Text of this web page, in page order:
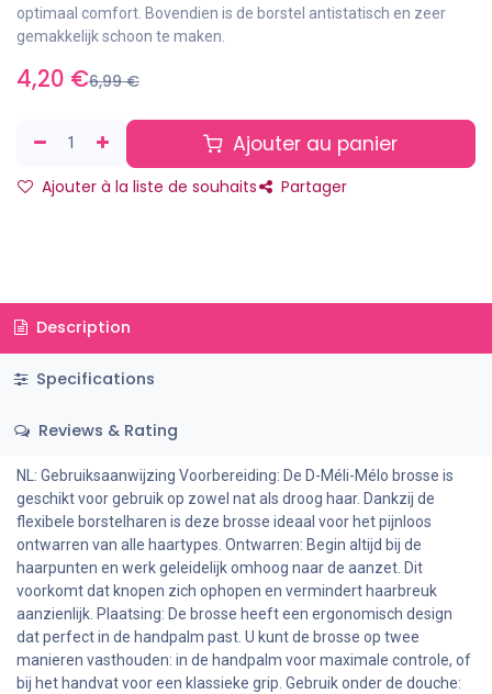
optimaal comfort. Bovendien is de borstel antistatisch en zeer
gemakkelijk schoon te maken.
4,20 €6,99€
Ajouter au panier
Ajouter à la liste de souhaits Partager
Description
Specifications
Reviews & Rating
NL: Gebruiksaanwijzing Voorbereiding: De D-Méli-Mélo brosse is
geschikt voor gebruik op zowel nat als droog haar. Dankzij de
flexibele borstelharen is deze brosse ideaal voor het pijnloos
ontwarren van alle haartypes. Ontwarren: Begin altijd bij de
haarpunten en werk geleidelijk omhoog naar de aanzet. Dit
voorkomt dat knopen zich ophopen en vermindert haarbreuk
aanzienlijk. Plaatsing: De brosse heeft een ergonomisch design
dat perfect in de handpalm past. U kunt de brosse op twee
manieren vasthouden: in de handpalm voor maximale controle, of
bij het handvat voor een klassieke grip. Gebruik onder de douche: